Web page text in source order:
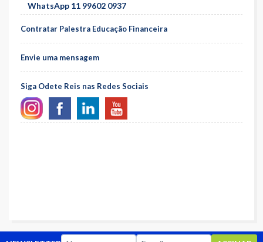
WhatsApp 11 99602 0937
Contratar Palestra Educação Financeira
Envie uma mensagem
Siga Odete Reis nas Redes Sociais